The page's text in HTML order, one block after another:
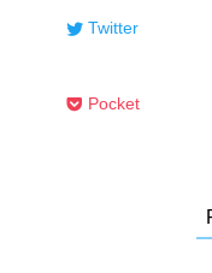
Twitter
Pocket